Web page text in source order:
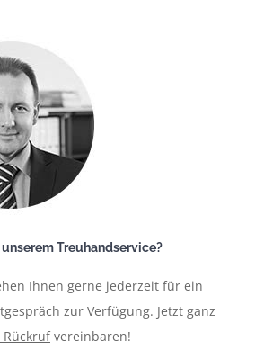
Treuhandservice?
Ihnen gerne jederzeit für ein
zur Verfügung. Jetzt ganz
Rückrufvereinbaren!